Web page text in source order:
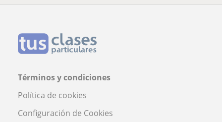
Términos y condiciones
Política de cookies
Configuración de Cookies